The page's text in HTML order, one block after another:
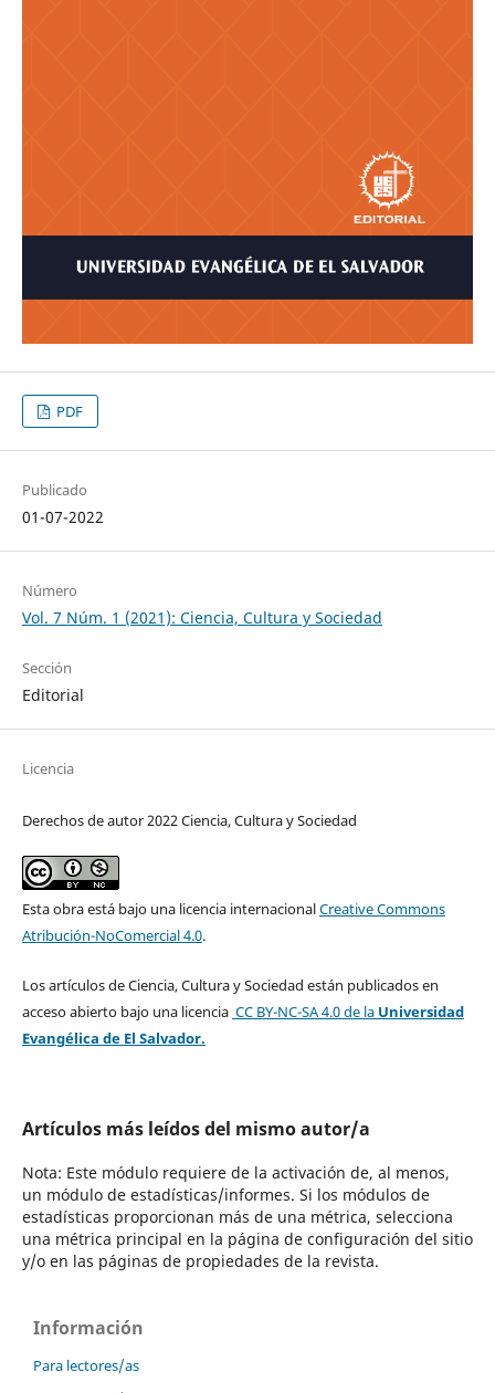
PDF
Publicado
01-07-2022
Número
Vol. 7 Núm. 1 (2021): Ciencia, Cultura y Sociedad
Sección
Editorial
Licencia
Derechos de autor 2022 Ciencia, Cultura y Sociedad
Esta obra está bajo una licencia internacionalCreative Commons
Atribución-NoComercial 4.0.
Los artículos de Ciencia, Cultura y Sociedad están publicados en
acceso abierto bajo una licencia CC BY-NC-SA 4.0de la Universidad
Evangélica de El Salvador.
Artículos más leídos del mismo autor/a
Nota: Este módulo requiere de la activación de, al menos,
un módulo de estadísticas/informes. Si los módulos de
estadísticas proporcionan más de una métrica, selecciona
una métrica principal en la página de configuración del sitio
y/o en las páginas de propiedades de la revista.
Información
Para lectores/as